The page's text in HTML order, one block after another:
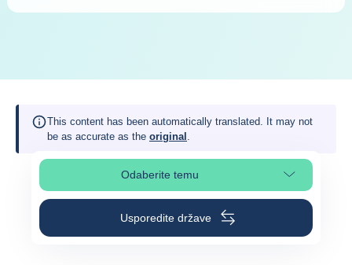
This content has been automatically translated. It may not
be as accurate as the original .
Odaberite temuOdaberite odjeljak na stranici
Usporedite države